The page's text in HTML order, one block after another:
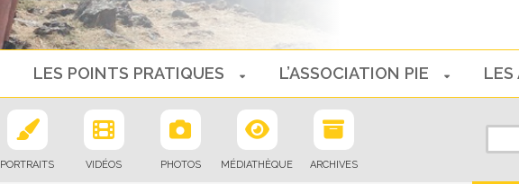
LES POINTS PRATIQUES L’ASSOCIATION PIE LES
PORTRAITS VIDÉOS PHOTOS MÉDIATHÈQUE ARCHIVES